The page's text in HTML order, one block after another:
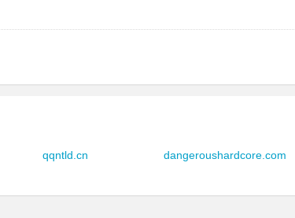
g6m.5wpf.cn
h74es.5wpf.cn
qqntld.cn dangeroushardcore.com